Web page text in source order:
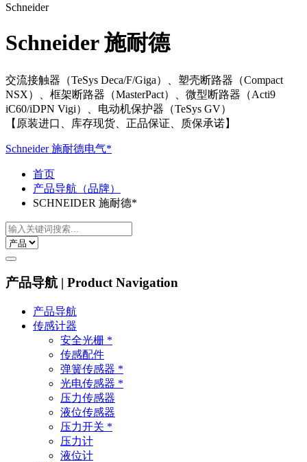
Schneider
Schneider 施耐德
交流接触器（TeSys Deca/F/Giga）、塑壳断路器（Compact
NSX）、框架断路器（MasterPact）、微型断路器（Acti9
iC60/iDPN Vigi）、电动机保护器（TeSys GV）
【原装进口、库存现货、正品保证、质保承诺】
Schneider 施耐德电气*
首页
产品导航（品牌）
SCHNEIDER 施耐德*
产品导航 | Product Navigation
产品导航
传感计器
安全光栅 *
传感配件
弹簧传感器 *
光电传感器 *
压力传感器
液位传感器
压力开关 *
压力计
液位计